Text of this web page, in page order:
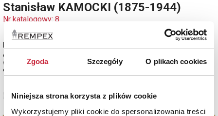
Zgoda Szczegóły O plikach cookies
Niniejsza strona korzysta z plików cookie
Wykorzystujemy pliki cookie do spersonalizowania treści
Stanisław KAMOCKI (1875-1944)
Nr katalogowy: 8
olej, tektura; 34 x 50 cm (w świetle oprawy);
sygn. l. d.: StKamocki
estymacja: 35 000 - 40 000 zł
Zobacz pełne informacje